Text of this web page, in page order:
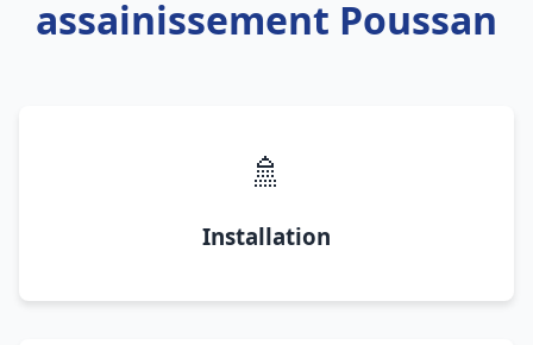
assainissement Poussan
🚿
Installation